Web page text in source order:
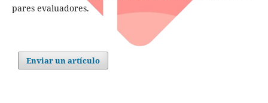
pares evaluadores.
Enviar un artículo